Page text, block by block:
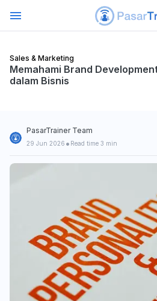
Sales & Marketing
Memahami Brand
dalam Bisnis
PasarTrainer Team
29 Jun 2026 • Read time 3 min